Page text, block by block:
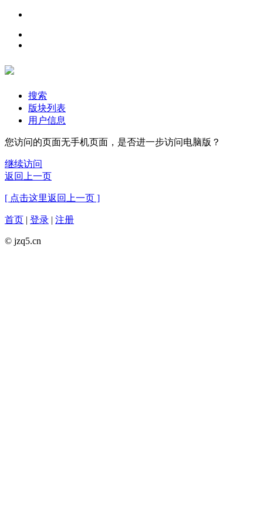
搜索
版块列表
用户信息
您访问的页面无手机页面，是否进一步访问电脑版？
继续访问
返回上一页
[ 点击这里返回上一页 ]
首页 | 登录 | 注册
© jzq5.cn